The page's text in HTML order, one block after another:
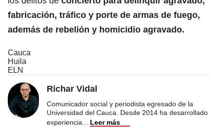
fabricación, tráfico y porte de armas de fuego,
además de rebelión y homicidio agravado.
Cauca
Huila
ELN
Richar Vidal
Comunicador social y periodista egresado de la
Universidad del Cauca. Desde 2014 ha desarrollado
experiencia
Leer más